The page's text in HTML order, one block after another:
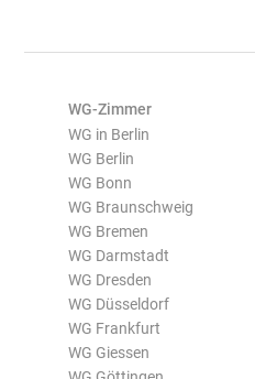
WG-Zimmer
WG in Berlin
WG Berlin
WG Bonn
WG Braunschweig
WG Bremen
WG Darmstadt
WG Dresden
WG Düsseldorf
WG Frankfurt
WG Giessen